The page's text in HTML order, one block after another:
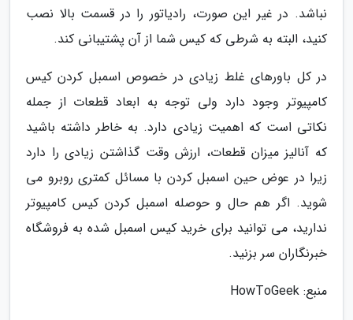
نباشد. در غیر این صورت، رادیاتور را در قسمت بالا نصب
کنید، البته به شرطی که کیس شما از آن پشتیبانی کند.
در کل باورهای غلط زیادی در خصوص اسمبل کردن کیس
کامپیوتر وجود دارد ولی توجه به ابعاد قطعات از جمله
نکاتی است که اهمیت زیادی دارد. به خاطر داشته باشید
که آنالیز میزان قطعات، ارزش وقت گذاشتن زیادی را دارد
زیرا در عوض حین اسمبل کردن با مسائل کمتری روبرو می
شوید. اگر هم حال و حوصله اسمبل کردن کیس کامپیوتر
ندارید، می توانید برای خرید کیس اسمبل شده به فروشگاه
خبرنگاران سر بزنید.
منبع: HowToGeek